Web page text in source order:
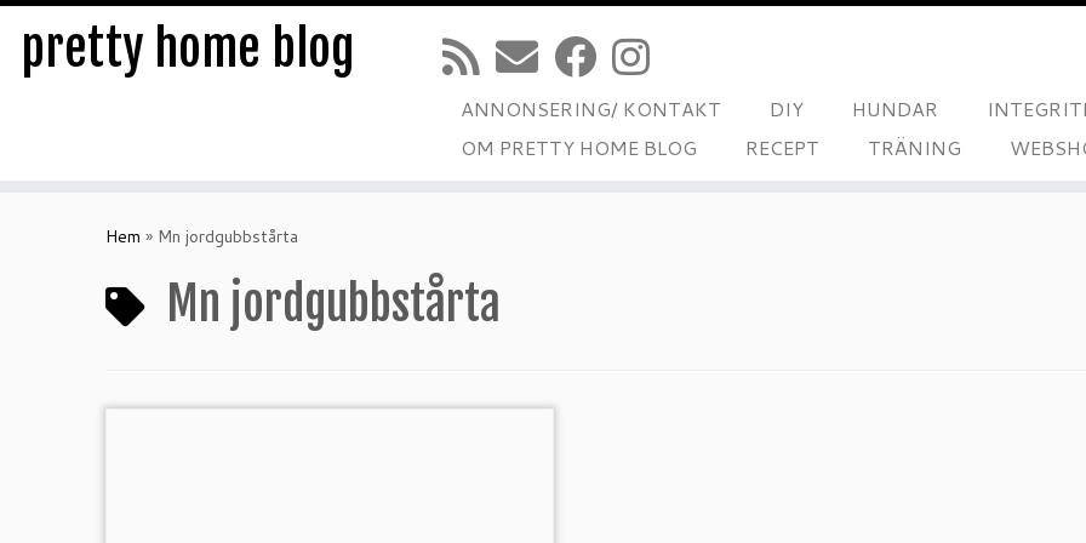
pretty home blog
ANNONSERING/ KONTAKT DIY HUNDAR
OM PRETTY HOME BLOG
RECEPT TRÄNING
Hem » Mn jordgubbstårta
Mn jordgubbstårta